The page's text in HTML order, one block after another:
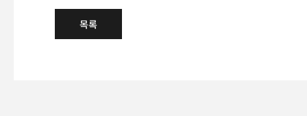
목록